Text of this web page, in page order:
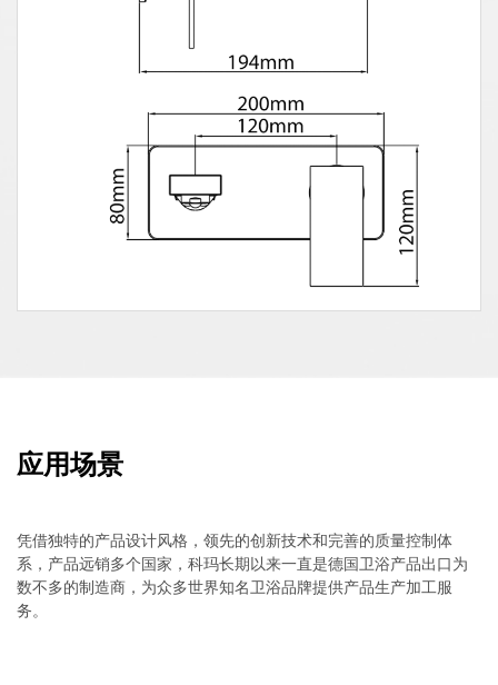
应用场景
凭借独特的产品设计风格，领先的创新技术和完善的质量控制体
系，产品远销多个国家，科玛长期以来一直是德国卫浴产品出口为
数不多的制造商，为众多世界知名卫浴品牌提供产品生产加工服
务。